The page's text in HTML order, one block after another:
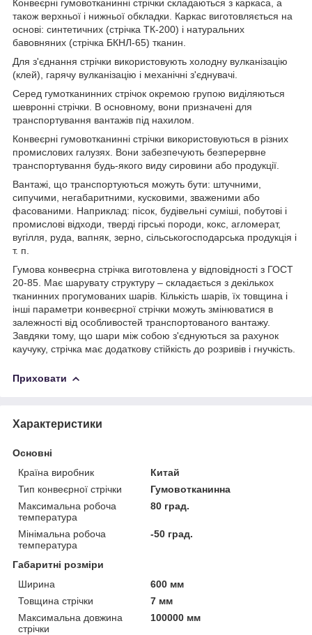
Конвеєрні гумовотканинні стрічки складаються з каркаса, а
також верхньої і нижньої обкладки. Каркас виготовляється на
основі: синтетичних (стрічка ТК-200) і натуральних
бавовняних (стрічка БКНЛ-65) тканин.
Для з'єднання стрічки використовують холодну вулканізацію
(клей), гарячу вулканізацію і механічні з'єднувачі.
Серед гумотканинних стрічок окремою групою виділяються
шевронні стрічки. В основному, вони призначені для
транспортування вантажів під нахилом.
Конвеєрні гумовотканинні стрічки використовуються в різних
промислових галузях. Вони забезпечують безперервне
транспортування будь-якого виду сировини або продукції.
Вантажі, що транспортуються можуть бути: штучними,
сипучими, негабаритними, кусковими, зваженими або
фасованими. Наприклад: пісок, будівельні суміші, побутові і
промислові відходи, тверді гірські породи, кокс, агломерат,
вугілля, руда, вапняк, зерно, сільськогосподарська продукція і
т. п.
Гумова конвеєрна стрічка виготовлена у відповідності з ГОСТ
20-85. Має шарувату структуру – складається з декількох
тканинних прогумованих шарів. Кількість шарів, їх товщина і
інші параметри конвеєрної стрічки можуть змінюватися в
залежності від особливостей транспортованого вантажу.
Завдяки тому, що шари між собою з'єднуються за рахунок
каучуку, стрічка має додаткову стійкість до розривів і гнучкість.
Приховати
Характеристики
Основні
Країна виробник
Китай
Тип конвеєрної стрічки
Гумовотканинна
Максимальна робоча
температура
80 град.
Мінімальна робоча
температура
-50 град.
Габаритні розміри
Ширина
600 мм
Товщина стрічки
7 мм
Максимальна довжина
стрічки
100000 мм